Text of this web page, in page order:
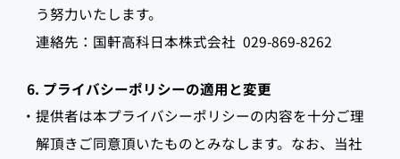
う努力いたします。
連絡先：国軒高科日本株式会社 029-869-8262
6. プライバシーポリシーの適用と変更
・提供者は本プライバシーポリシーの内容を十分ご理
解頂きご同意頂いたものとみなします。なお、当社